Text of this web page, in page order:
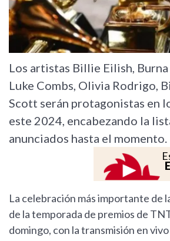
Los artistas Billie Eilish, Burna
Luke Combs, Olivia Rodrigo,
Scott serán protagonistas en
este 2024, encabezando la
anunciados hasta el momento.
La celebración más importante de
de la temporada de premios de
domingo, con la transmisión en